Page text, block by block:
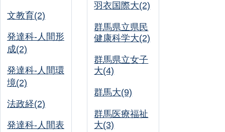
文教育(2)
発達科-人間形
成(2)
発達科-人間環
境(2)
法政経(2)
発達科-人間表
羽衣国際大(2)
群馬県立県民
健康科学大(2)
群馬県立女子
大(4)
群馬大(9)
群馬医療福祉
大(3)